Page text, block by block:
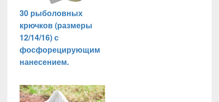
30 рыболовных
крючков (размеры
12/14/16) с
фосфорецирующим
нанесением.